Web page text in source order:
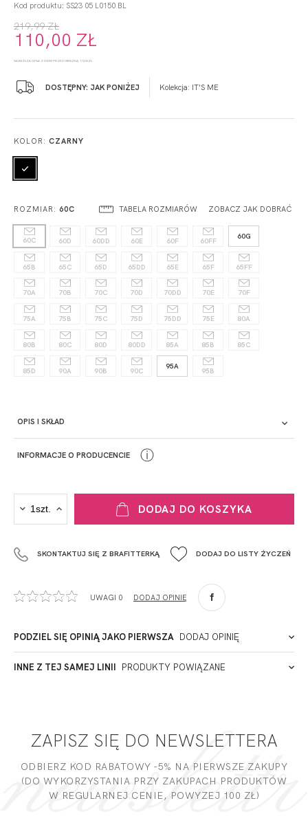
Kod produktu: SS23 05 L0150 BL
219,99 ZŁ
110,00 ZŁ
NAJNIŻSZA CENA Z 30 DNI PRZED OBNIŻKĄ: 110,00 ZŁ
DOSTĘPNY: JAK PONIŻEJ Kolekcja: IT'S ME
KOLOR: CZARNY
ROZMIAR: 60C TABELA ROZMIARÓW ZOBACZ JAK DOBRAĆ
60C 60D 60DD 60E 60F 60FF
60G
65B 65C 65D 65DD 65E 65F 65FF
70A 70B 70C 70D 70DD 70E 70F
75A 75B 75C 75D 75DD 75E 80A
80B 80C 80D 80DD 85A 85B 85C
85D 90A 90B 90C
95A
95B
OPIS I SKŁAD
INFORMACJE O PRODUCENCIE
Fashiontex Group Sp.z o.o. Spółka komandytowa
+48 42 719 43 15
90-057
Polska
ADRES PUNKTU KONTAKTOWEGO
ⓘ
DODAJ DO KOSZYKA
SKONTAKTUJ SIĘ Z BRAFITTERKĄ DODAJ DO LISTY ŻYCZEŃ
UWAGI 0 DODAJ OPINIĘ
PODZIEL SIĘ OPINIĄ JAKO PIERWSZA DODAJ OPINIĘ
Miałeś już kontakt z naszym produktem? Zostaw opinię
INNE Z TEJ SAMEJ LINII PRODUKTY POWIĄZANE
ZAPISZ SIĘ DO NEWSLETTERA
ODBIERZ KOD RABATOWY -5% NA PIERWSZE ZAKUPY
(DO WYKORZYSTANIA PRZY ZAKUPACH PRODUKTÓW
W REGULARNEJ CENIE, POWYZEJ 100 ZŁ)